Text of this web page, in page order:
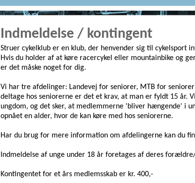
Indmeldelse / kontingent
Struer cykelklub er en klub, der henvender sig til cykelsport
Hvis du holder af at køre racercykel eller mountainbike og
er det måske noget for dig.
Vi har tre afdelinger: Landevej for seniorer, MTB for
deltage hos seniorerne er det et krav, at man er fyldt 15 år.
ungdom, og det sker, at medlemmerne 'bliver hængende' i
opnået en alder, hvor de kan køre med hos seniorerne.
Har du brug for mere information om afdelingerne kan du
Indmeldelse af unge under 18 år foretages af deres
Kontingentet for et års medlemsskab er kr. 400,-